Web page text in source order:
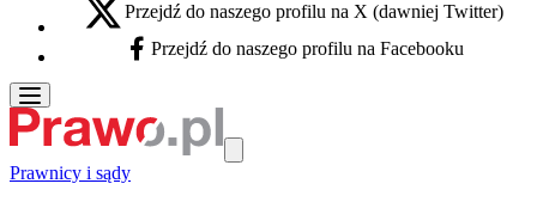
X - otwiera się w nowej karcie
Przejdź do naszego profilu na X (dawniej Twitter)
Facebook - otwiera się w nowej karcie
Przejdź do naszego profilu na Facebooku
Prawnicy i sądy